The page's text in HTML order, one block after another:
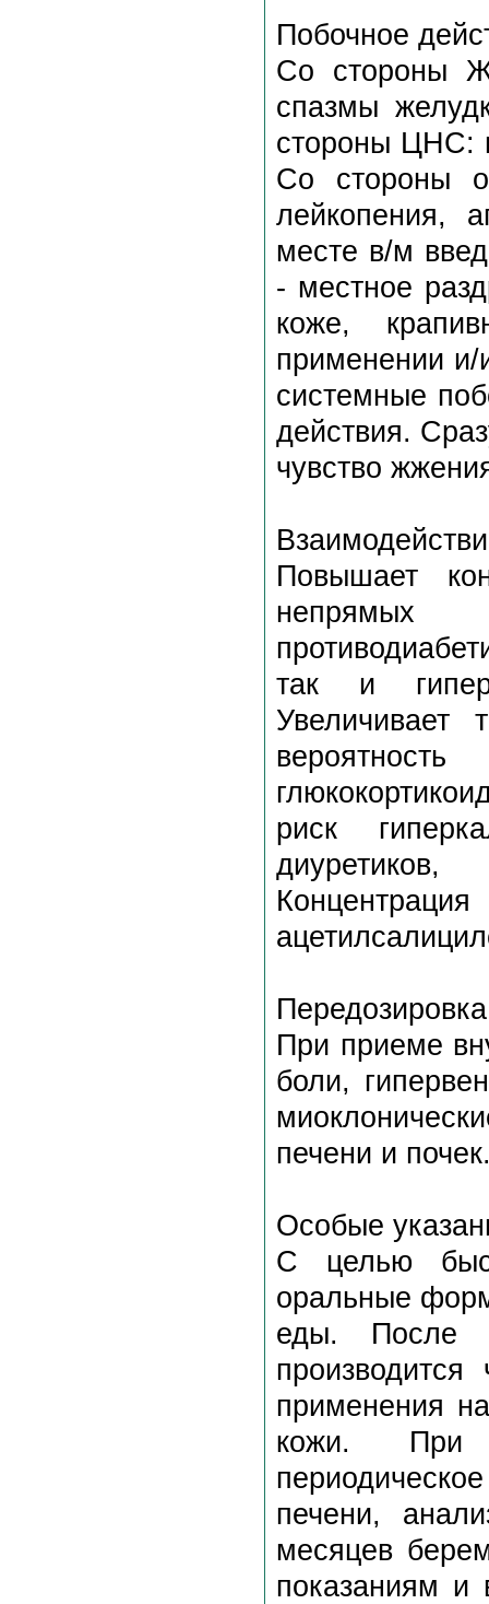
Побочное
Со стороны
спазмы
стороны ЦНС:
Со стороны
лейкопения,
месте в/м
- местное
коже,
применении
системные
действия.
чувство
Повышает
непрямых
так и
Увеличивает
риск
Передозировка
При приеме
боли,
печени и
Особые
С целью
оральные
еды. После
применения
кожи. При
печени,
месяцев
показаниям и